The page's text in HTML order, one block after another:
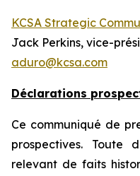
KCSA Strategic
Jack Perkins, vice-
aduro@kcsa.com
Déclarations
Ce communiqué de
prospectives. Toute
relevant de faits